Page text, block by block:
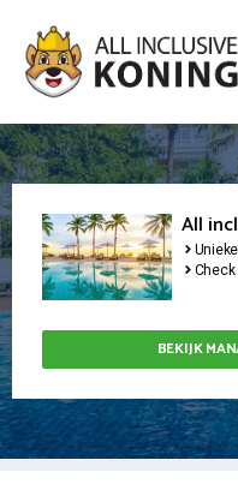
naar
inhoud
All
BEKIJK